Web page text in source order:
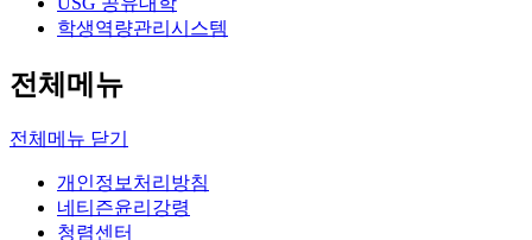
학생역량관리시스템
전체메뉴
전체메뉴 닫기
개인정보처리방침
네티즌윤리강령
청렴센터